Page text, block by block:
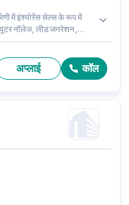
में इंश्योरेंस सेल्स के रूप में
नॉलेज, लीड जनरेशन,
से कम ग्रेजुएट डिग्री या
अप्लाई कॉल